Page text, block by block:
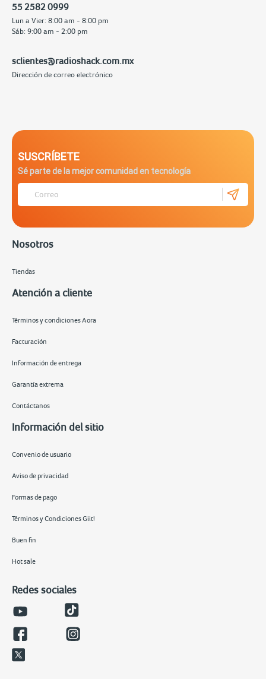
55 2582 0999
Lun a Vier: 8:00 am - 8:00 pm
Sáb: 9:00 am - 2:00 pm
sclientes@radioshack.com.mx
Dirección de correo electrónico
SUSCRÍBETE
Sé parte de la mejor comunidad en tecnología
Nosotros
Tiendas
Atención a cliente
Términos y condiciones Aora
Facturación
Información de entrega
Garantía extrema
Contáctanos
Información del sitio
Convenio de usuario
Aviso de privacidad
Formas de pago
Términos y Condiciones Giit!
Buen fin
Hot sale
Redes sociales